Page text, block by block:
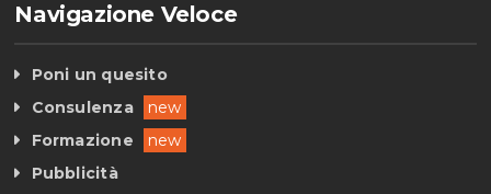
Navigazione Veloce
Poni un quesito
Consulenza
new
Formazione
new
Pubblicità